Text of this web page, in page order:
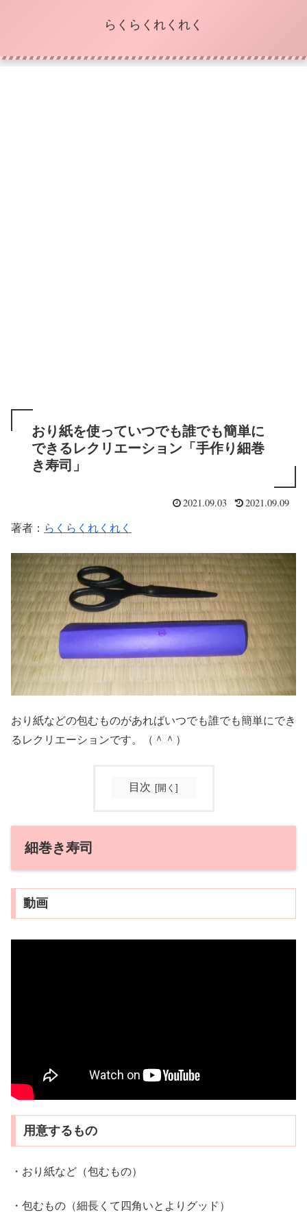
らくらくれくれく
おり紙を使っていつでも誰でも簡単に
できるレクリエーション「手作り細巻
き寿司」
2021.09.03 2021.09.09
著者： らくらくれくれく
おり紙などの包むものがあればいつでも誰でも簡単にでき
るレクリエーションです。（＾＾）
目次
細巻き寿司
動画
用意するもの
・おり紙など（包むもの）
・包むもの（細長くて四角いとよりグッド）